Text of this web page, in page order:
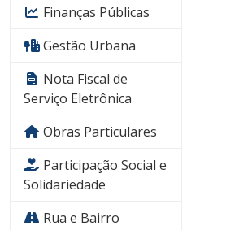
Finanças Públicas
Gestão Urbana
Nota Fiscal de
Serviço Eletrônica
Obras Particulares
Participação Social e
Solidariedade
Rua e Bairro